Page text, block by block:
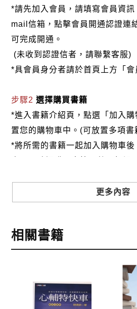
*請先加入會員，請填寫會員資
mail信箱，點擊會員開通認證連
可完成開通。
(未收到認證信者，請聯繫客服)
*具會員身分者請於首頁上方「會
步驟2選擇購買書籍
*進入書籍介紹頁，點選「加入
置您的購物車中。(可放置多項書
*將所需的書籍一起加入購物車
2.銀行轉帳:選擇銀行轉帳時，請
五碼，並於三日內完成匯款，以
3.郵局劃撥: 選擇郵局劃撥時，
劃撥單，匯款者大名請填寫跟訂
核銷作業。
更多內容
相關書籍